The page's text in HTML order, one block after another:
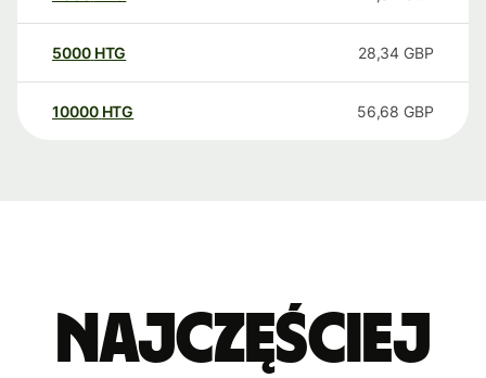
5000 HTG 28,34 GBP
10000 HTG 56,68 GBP
Najczęściej